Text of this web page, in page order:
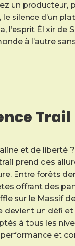
un producteur,
le silence d’un
l’esprit Élixir de
à l’autre
Trail
et de liberté
prend des
Entre forêts
offrant des
sur le Massif
devient un défi et
à tous les
et